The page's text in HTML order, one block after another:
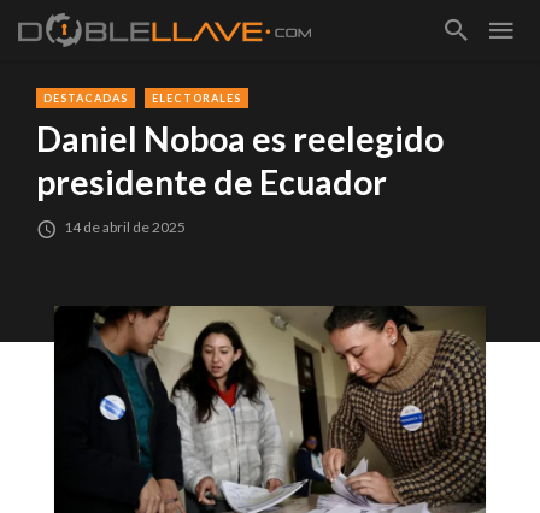
DESTACADAS ELECTORALES
Daniel Noboa es reelegido
presidente de Ecuador
14 de abril de 2025